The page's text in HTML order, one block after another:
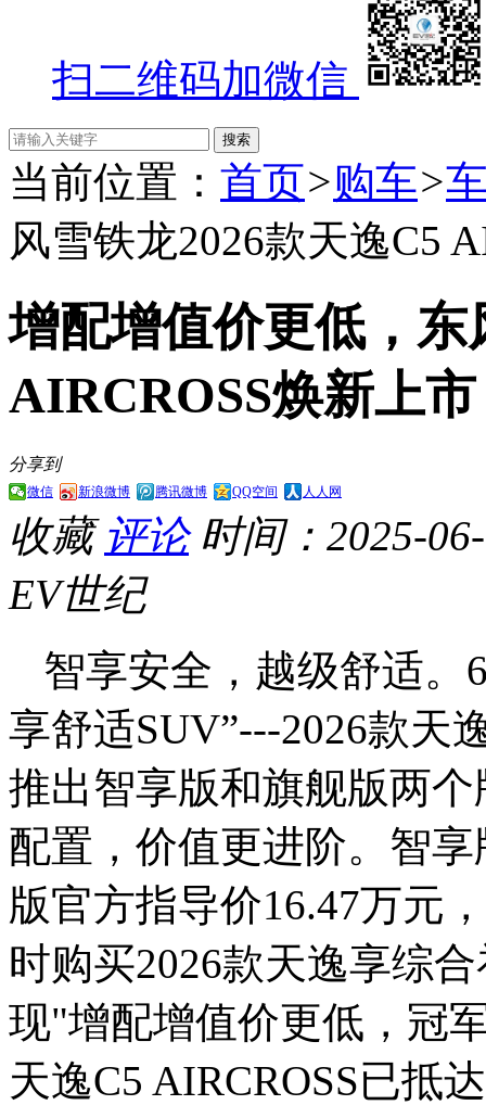
扫二维码加微信
当前位置： 首页>购车>
风雪铁龙2026款天逸C5
增配增值价更低，东
AIRCROSS焕新上市
分享到
微信 新浪微博 腾讯微博 QQ空间 人人网
收藏 评论 时间：2025-
EV世纪
智享安全，越级舒适。
享舒适SUV”---2026款天
推出智享版和旗舰版两
配置，价值更进阶。智
版官方指导价16.47万元
时购买2026款天逸享综
现"增配增值价更低，冠
天逸C5 AIRCROSS已抵